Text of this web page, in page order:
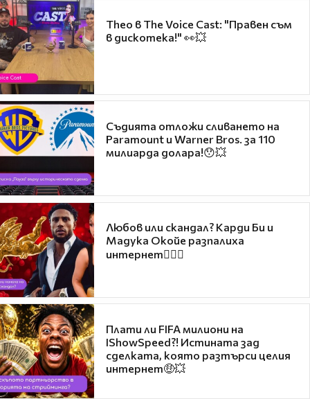
Theo в The Voice Cast: "Правен съм
в дискотека!" 👀💥
Съдията отложи сливането на
Paramount и Warner Bros. за 110
милиарда долара!😯💥
Любов или скандал? Карди Би и
Мадука Окойе разпалиха
интернет❤️‍🔥🔥
Плати ли FIFA милиони на
IShowSpeed?! Истината зад
сделката, която разтърси целия
интернет🤑💥